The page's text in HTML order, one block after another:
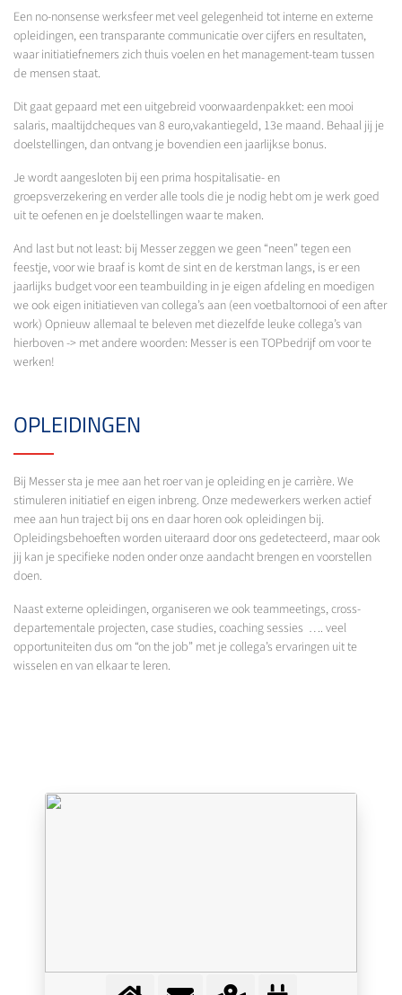
Een no-nonsense werksfeer met veel gelegenheid tot interne en externe
opleidingen, een transparante communicatie over cijfers en resultaten,
waar initiatiefnemers zich thuis voelen en het management-team tussen
de mensen staat.
Dit gaat gepaard met een uitgebreid voorwaardenpakket: een mooi
salaris, maaltijdcheques van 8 euro,vakantiegeld, 13e maand. Behaal jij je
doelstellingen, dan ontvang je bovendien een jaarlijkse bonus.
Je wordt aangesloten bij een prima hospitalisatie- en
groepsverzekering en verder alle tools die je nodig hebt om je werk goed
uit te oefenen en je doelstellingen waar te maken.
And last but not least: bij Messer zeggen we geen “neen” tegen een
feestje, voor wie braaf is komt de sint en de kerstman langs, is er een
jaarlijks budget voor een teambuilding in je eigen afdeling en moedigen
we ook eigen initiatieven van collega’s aan (een voetbaltornooi of een after
work) Opnieuw allemaal te beleven met diezelfde leuke collega’s van
hierboven -> met andere woorden: Messer is een TOPbedrijf om voor te
werken!
OPLEIDINGEN
Bij Messer sta je mee aan het roer van je opleiding en je carrière. We
stimuleren initiatief en eigen inbreng. Onze medewerkers werken actief
mee aan hun traject bij ons en daar horen ook opleidingen bij.
Opleidingsbehoeften worden uiteraard door ons gedetecteerd, maar ook
jij kan je specifieke noden onder onze aandacht brengen en voorstellen
doen.
Naast externe opleidingen, organiseren we ook teammeetings, cross-
departementale projecten, case studies, coaching sessies …. veel
opportuniteiten dus om “on the job” met je collega’s ervaringen uit te
wisselen en van elkaar te leren.